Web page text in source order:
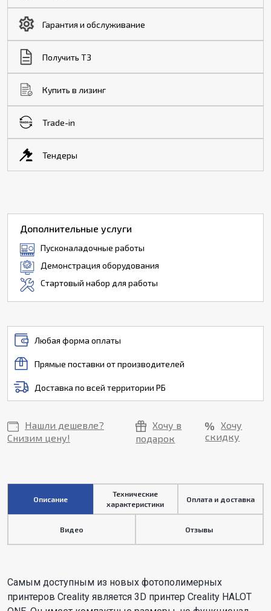
Гарантия и обслуживание
Получить ТЗ
Купить в лизинг
Trade-in
Тендеры
Дополнительные услуги
Пусконаладочные работы
Демонстрация оборудования
Стартовый набор для работы
Любая форма оплаты
Прямые поставки от производителей
Доставка по всей территории РБ
Нашли дешевле?
Снизим цену!
Хочу в
подарок
Хочу
скидку
Описание
Технические
характеристики
Оплата и доставка
Видео Отзывы
Самым доступным из новых фотополимерных
принтеров Creality является 3D принтер Creality HALOT